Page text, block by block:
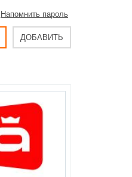
Напомнить пароль
ДОБАВИТЬ